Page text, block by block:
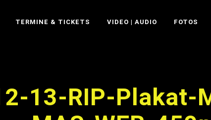
TERMINE & TICKETS VIDEO | AUDIO FOTOS
13-RIP-Plakat-